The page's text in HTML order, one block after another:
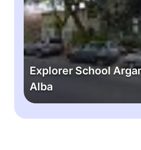
Explorer School
Alba
l
o
e
c
o